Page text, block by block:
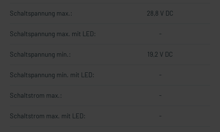
Schaltspannung max.: 28,8 V DC
Schaltspannung max. mit LED: -
Schaltspannung min.: 19,2 V DC
Schaltspannung min. mit LED: -
Schaltstrom max.: -
Schaltstrom max. mit LED: -